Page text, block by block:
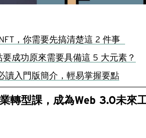
，你需要先搞清楚這 2 件事
成功原來需要具備這 5 大元素？
讀入門版簡介，輕易掌握要點
轉型課，成為Web 3.0未來